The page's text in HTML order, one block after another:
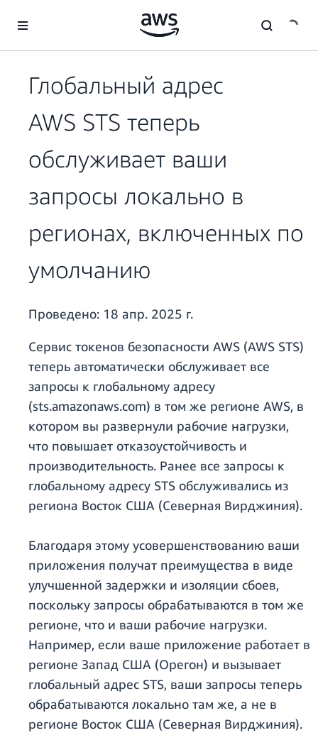
Перейти к главному контенту
Глобальный адрес
AWS STS теперь
обслуживает ваши
запросы локально в
регионах, включенных по
умолчанию
Проведено: 18 апр. 2025 г.
Сервис токенов безопасности AWS (AWS STS)
теперь автоматически обслуживает все
запросы к глобальному адресу
(sts.amazonaws.com) в том же регионе AWS, в
котором вы развернули рабочие нагрузки,
что повышает отказоустойчивость и
производительность. Ранее все запросы к
глобальному адресу STS обслуживались из
региона Восток США (Северная Вирджиния).
Благодаря этому усовершенствованию ваши
приложения получат преимущества в виде
улучшенной задержки и изоляции сбоев,
поскольку запросы обрабатываются в том же
регионе, что и ваши рабочие нагрузки.
Например, если ваше приложение работает в
регионе Запад США (Орегон) и вызывает
глобальный адрес STS, ваши запросы теперь
обрабатываются локально там же, а не в
регионе Восток США (Северная Вирджиния).